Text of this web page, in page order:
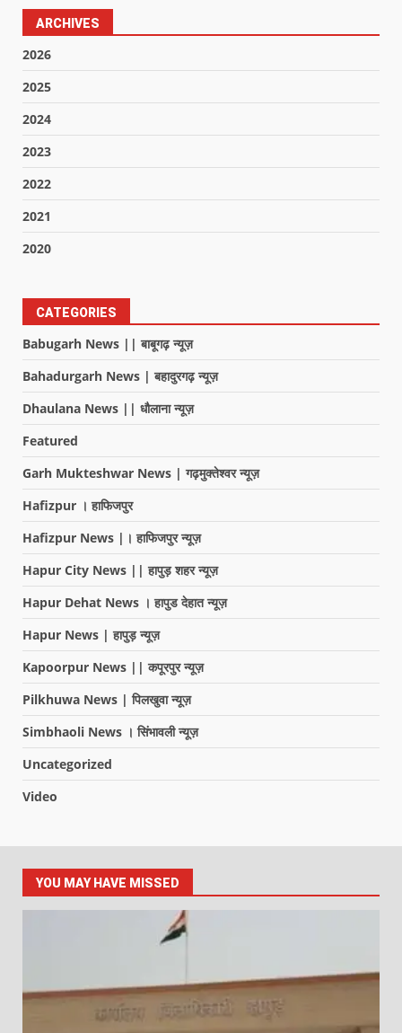
ARCHIVES
2026
2025
2024
2023
2022
2021
2020
CATEGORIES
Babugarh News || बाबूगढ़ न्यूज़
Bahadurgarh News | बहादुरगढ़ न्यूज़
Dhaulana News || धौलाना न्यूज़
Featured
Garh Mukteshwar News | गढ़मुक्तेश्वर न्यूज़
Hafizpur । हाफिजपुर
Hafizpur News |। हाफिजपुर न्यूज़
Hapur City News || हापुड़ शहर न्यूज़
Hapur Dehat News । हापुड देहात न्यूज़
Hapur News | हापुड़ न्यूज़
Kapoorpur News || कपूरपुर न्यूज़
Pilkhuwa News | पिलखुवा न्यूज़
Simbhaoli News । सिंभावली न्यूज़
Uncategorized
Video
YOU MAY HAVE MISSED